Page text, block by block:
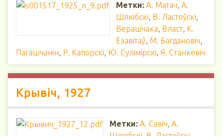
Метки: А. Матач, А.
Шлюбскі, В. Ластоўскі,
Верашчака, Власт, К.
Езавітаў, М. Багдановіч,
Пагашчанін, Р. Капорскі, Ю. Сулімірскі, Я. Станкевіч
Крывіч, 1927
Метки: А. Савіч, А.